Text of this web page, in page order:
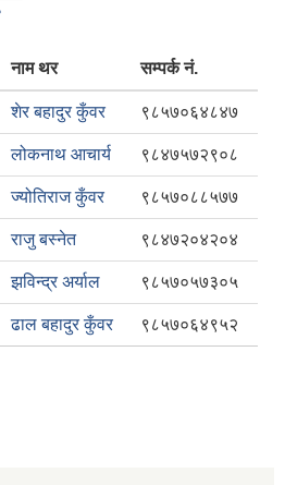
नाम थर सम्पर्क नं.
शेर बहादुर कुँवर ९८५७०६४८४७
लोकनाथ आचार्य ९८४७५७२९०८
ज्योतिराज कुँवर ९८५७०८८५७७
राजु बस्नेत ९८४७२०४२०४
झविन्द्र अर्याल ९८५७०५७३०५
ढाल बहादुर कुँवर ९८५७०६४९५२